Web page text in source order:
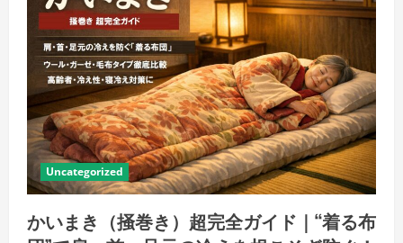
Uncategorized
かいまき（掻巻き）超完全ガイド｜“着る布